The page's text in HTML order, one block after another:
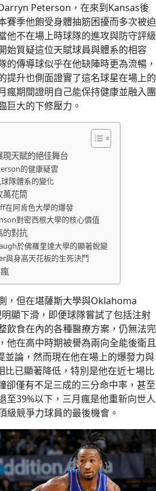
Peterson，在來到Kansas後
賽季他飽受身體抽筋困擾而多次被迫
他不在場上時球隊的進攻與防守評級
始質疑這位天賦球員與體系的相容
的傳導球似乎在他缺陣時更為流暢，
提升也側面證實了這名球星在場上的
瘋期間證明自己能保持健康並融入團
巨大的下修壓力。
現天賦的絕佳舞台
的健康疑雲
隊體系的變化
萬花筒
在阿肯色大學的爆發
對密西根大學的核心價值
的對抗
於佛羅里達大學的顯著蛻變
與身高天花板的生死決鬥
，但在堪薩斯大學與Oklahoma
顯下滑，即便球隊嘗試了包括注射
飲食在內的各種醫療方案，仍無法完
他在高中時期被譽為兩向全能後衛且
論，然而現在他在場上的爆發力與
已顯著降低，特別是他在近七場比
卻僅有不足三成的三分命中率，甚至
至39%以下，三月瘋是他重新向世人
級競爭力球員的最後機會。